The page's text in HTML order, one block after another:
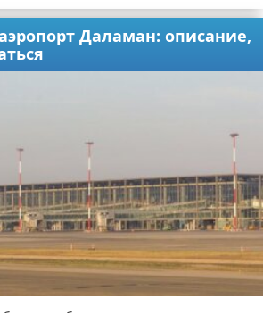
Даламан: описание,